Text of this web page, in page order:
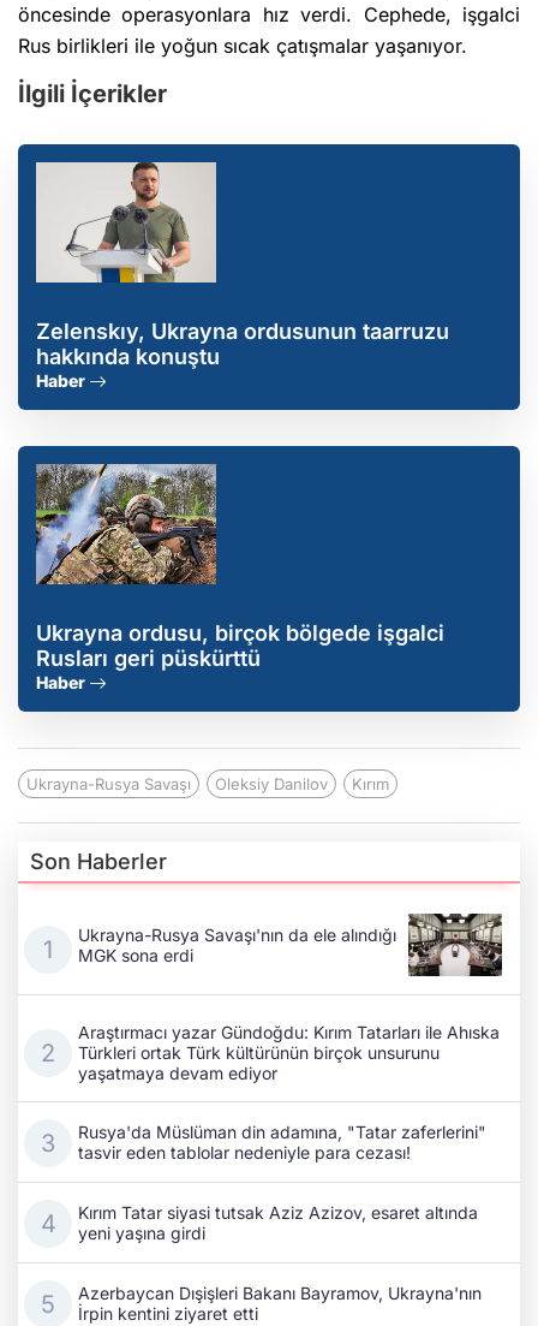
öncesinde operasyonlara hız verdi. Cephede, işgalci
Rus birlikleri ile yoğun sıcak çatışmalar yaşanıyor.
İlgili İçerikler
Zelenskıy, Ukrayna ordusunun taarruzu
hakkında konuştu
Haber
Ukrayna ordusu, birçok bölgede işgalci
Rusları geri püskürttü
Haber
Ukrayna-Rusya Savaşı Oleksiy Danilov Kırım
Son Haberler
Ukrayna-Rusya Savaşı'nın da ele alındığı
MGK sona erdi
Araştırmacı yazar Gündoğdu: Kırım Tatarları ile Ahıska
Türkleri ortak Türk kültürünün birçok unsurunu
yaşatmaya devam ediyor
Rusya'da Müslüman din adamına, "Tatar zaferlerini"
tasvir eden tablolar nedeniyle para cezası!
Kırım Tatar siyasi tutsak Aziz Azizov, esaret altında
yeni yaşına girdi
Azerbaycan Dışişleri Bakanı Bayramov, Ukrayna'nın
İrpin kentini ziyaret etti